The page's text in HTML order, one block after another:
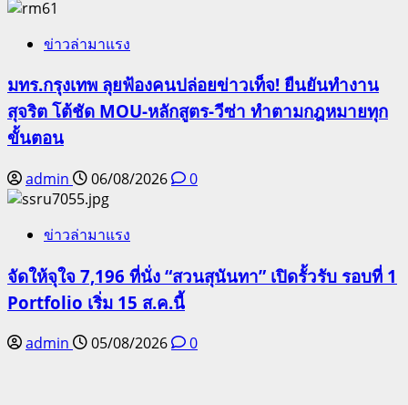
ข่าวล่ามาแรง
มทร.กรุงเทพ ลุยฟ้องคนปล่อยข่าวเท็จ! ยืนยันทำงาน
สุจริต โต้ชัด MOU-หลักสูตร-วีซ่า ทำตามกฎหมายทุก
ขั้นตอน
admin 06/08/2026 0
ข่าวล่ามาแรง
จัดให้จุใจ 7,196 ที่นั่ง “สวนสุนันทา” เปิดรั้วรับ รอบที่ 1
Portfolio เริ่ม 15 ส.ค.นี้
admin 05/08/2026 0